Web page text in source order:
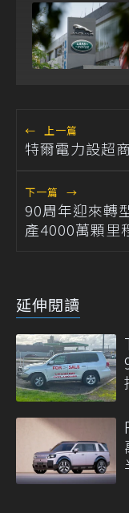
← 上一篇
特爾電力設超
下一篇 →
90周年迎來轉
產4000萬顆里
延伸閱讀